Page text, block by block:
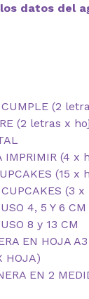
datos del
(2
(2 letras x
IMPRIMIR (4 x
(15 x
CUPCAKES (3
4, 5 Y 6 CM
8 y 13 CM
EN HOJA A3
HOJA)
EN 2